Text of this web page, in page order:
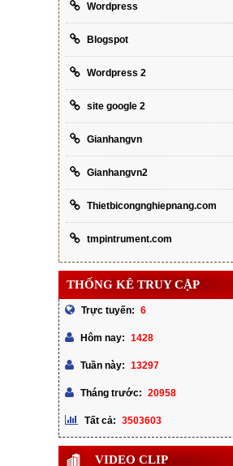
Wordpress
Blogspot
Wordpress 2
site google 2
Gianhangvn
Gianhangvn2
Thietbicongnghiepnang.com
tmpintrument.com
THỐNG KÊ TRUY CẬP
Trực tuyến: 6
Hôm nay: 1428
Tuần này: 13297
Tháng trước: 20958
Tất cả: 3503603
VIDEO CLIP